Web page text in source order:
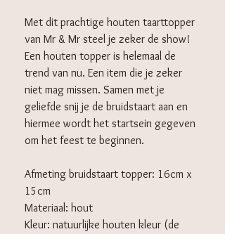
Met dit prachtige houten taarttopper
van Mr & Mr steel je zeker de show!
Een houten topper is helemaal de
trend van nu. Een item die je zeker
niet mag missen. Samen met je
geliefde snij je de bruidstaart aan en
hiermee wordt het startsein gegeven
om het feest te beginnen.
Afmeting bruidstaart topper: 16cm x
15cm
Materiaal: hout
Kleur: natuurlijke houten kleur (de